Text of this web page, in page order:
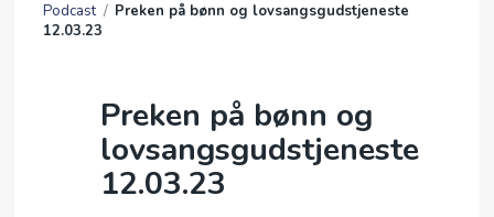
FRIBU
PODCAST
ANDAKTER
Podcast / Preken på bønn og lovsangsgudstjeneste
12.03.23
Preken på bønn og
lovsangsgudstjeneste
12.03.23